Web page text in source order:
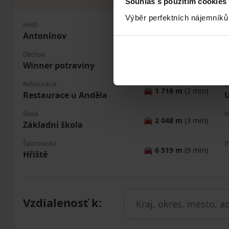
Výběr perfektních
MHD
Antonínov
Obchod
Winner potraviny
Reštaurácia
Restaurace u Anděla 🚘 1 716 m (2 min)
Škola
Základní škola 🚘 2 048 m (3 min)
Športovisko
Hřiště 🚘 6 519 m (9 min)
Vzdialenosť k: